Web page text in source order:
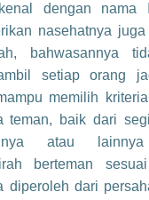
dengan nama
nasehatnya
bahwasannya
setiap orang
memilih
teman, baik dari
atau
berteman
diperoleh dari